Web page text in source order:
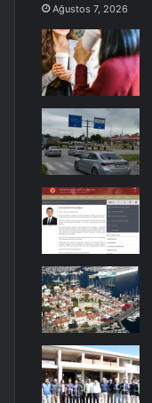
Ağustos 7, 2026